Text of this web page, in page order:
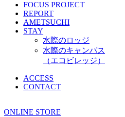
FOCUS PROJECT
REPORT
AMETSUCHI
STAY
水際のロッジ
水際のキャンパス
（エコビレッジ）
ACCESS
CONTACT
ONLINE STORE